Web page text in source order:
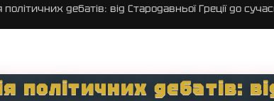
політичних дебатів: від Стародавньої Греції до
політичних дебатів: